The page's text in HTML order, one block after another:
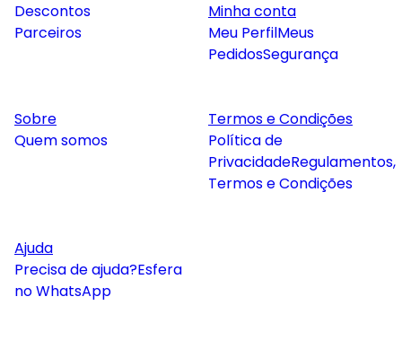
Descontos
Parceiros
Minha conta
Meu PerfilMeus
PedidosSegurança
Sobre
Quem somos
Termos e Condições
Política de
PrivacidadeRegulamentos,
Termos e Condições
Ajuda
Precisa de ajuda?Esfera
no WhatsApp